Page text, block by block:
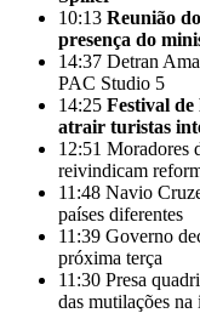
10:13 Reunião
presença do
14:37 Detran
PAC Studio 5
14:25 Festival
atrair turistas
12:51 Moradores
reivindicam
11:48 Navio
países diferentes
11:39 Governo
próxima terça
11:30 Presa
das mutilações na